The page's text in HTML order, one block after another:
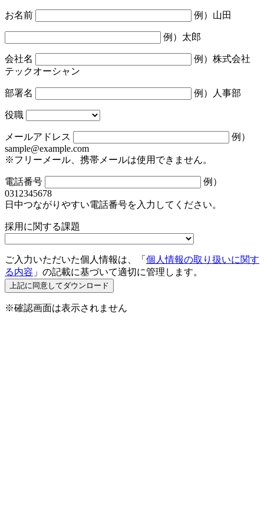
お名前 例）山田
例）太郎
会社名
例）株式会社
テックオーシャン
部署名 例）人事部
役職
メールアドレス
例）
sample@example.com
※フリーメール、携帯メールは使用できません。
電話番号
例）
0312345678
日中つながりやすい電話番号を入力してください。
採用に関する課題
ご入力いただいた個人情報は、「 個人情報の取り扱いに関す
る内容 」の記載に基づいて適切に管理します。
※確認画面は表示されません